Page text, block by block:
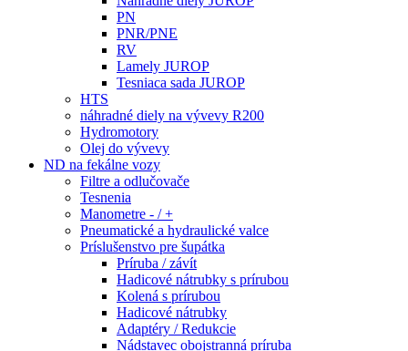
PN
PNR/PNE
RV
Lamely JUROP
Tesniaca sada JUROP
HTS
náhradné diely na vývevy R200
Hydromotory
Olej do vývevy
ND na fekálne vozy
Filtre a odlučovače
Tesnenia
Manometre - / +
Pneumatické a hydraulické valce
Príslušenstvo pre šupátka
Príruba / závít
Hadicové nátrubky s prírubou
Kolená s prírubou
Hadicové nátrubky
Adaptéry / Redukcie
Nádstavec obojstranná príruba